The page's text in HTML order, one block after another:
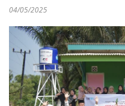
04/05/2025